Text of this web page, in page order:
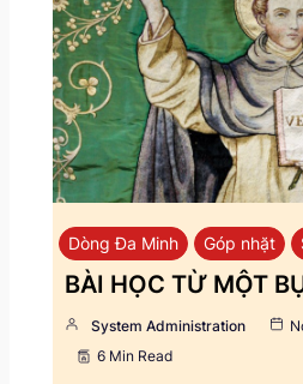
Dòng Đa Minh Góp nhặt
BÀI HỌC TỪ MỘT
System Administration
6 Min Read